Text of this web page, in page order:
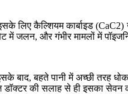
कैल्शियम कार्बाइड
में जलन, और गंभीर मामलों में
बाद, बहते पानी में अच्छी तरह
डॉक्टर की सलाह से ही इसका सेवन